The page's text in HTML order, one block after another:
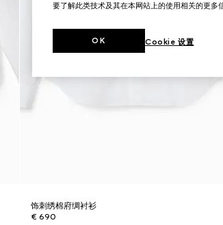
饰刺绣棉府绸衬衫
€ 690
要了解此类技术及其在本网站上的使用相关的更多
Cookie 设置
OK